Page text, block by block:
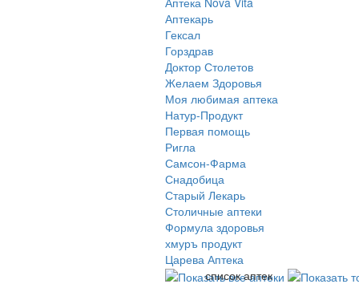
Аптекарь
Гексал
Горздрав
Доктор Столетов
Желаем Здоровья
Моя любимая аптека
Натур-Продукт
Первая помощь
Ригла
Самсон-Фарма
Снадобица
Старый Лекарь
Столичные аптеки
Формула здоровья
хмуръ продукт
Царева Аптека
список аптек